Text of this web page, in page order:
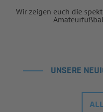
Wir zeigen euch die
UNSERE